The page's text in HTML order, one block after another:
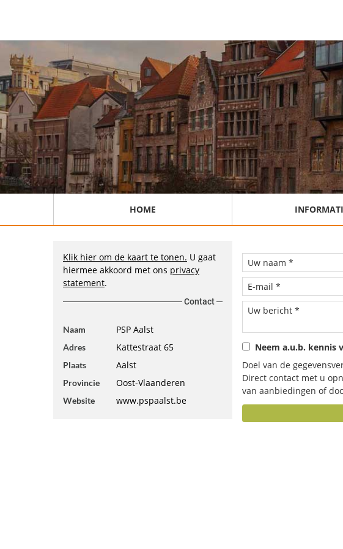
HOME
Klik hier om de kaart te tonen. U gaat
hiermee akkoord met ons privacy
statement.
Contact
Naam PSP Aalst
Adres Kattestraat 65
Plaats Aalst
Provincie Oost-Vlaanderen
Website www.pspaalst.be
Neem a.u.b. kennis
Doel van de
Direct contact met u
van aanbiedingen of